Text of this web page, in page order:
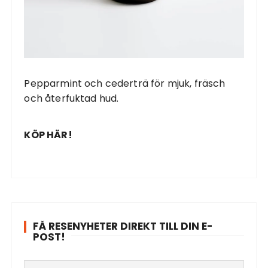
Pepparmint och cederträ för mjuk, fräsch
och återfuktad hud.
KÖP HÄR!
FÅ RESENYHETER DIREKT TILL DIN E-
POST!